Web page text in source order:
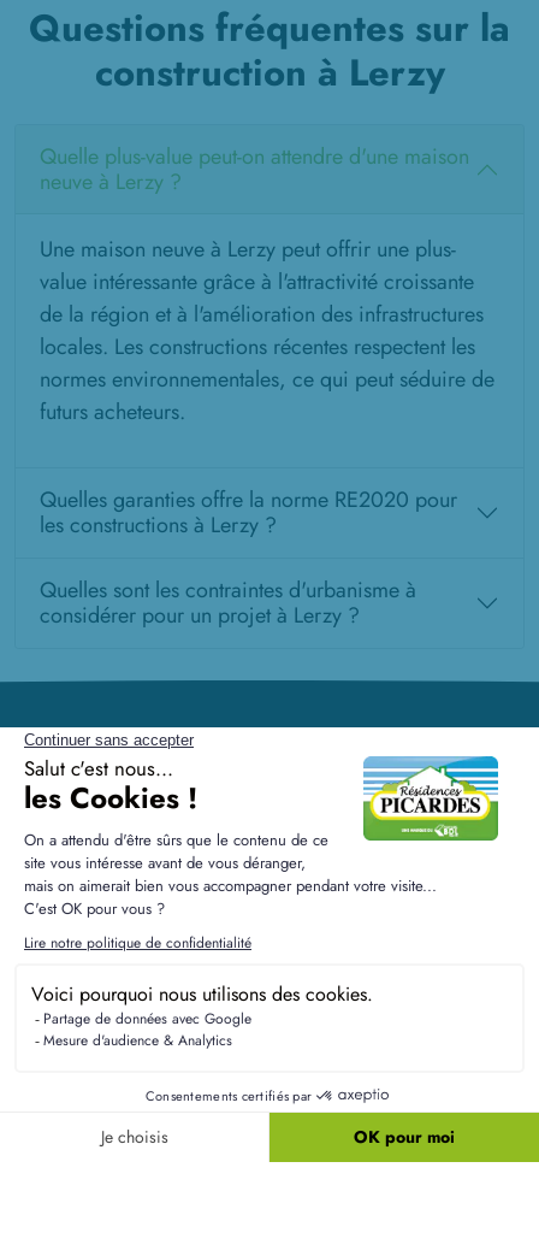
Questions fréquentes sur la
construction à Lerzy
Quelle plus-value peut-on attendre d'une maison
neuve à Lerzy ?
Une maison neuve à Lerzy peut offrir une plus-
value intéressante grâce à l'attractivité croissante
de la région et à l'amélioration des infrastructures
locales. Les constructions récentes respectent les
normes environnementales, ce qui peut séduire de
futurs acheteurs.
Quelles garanties offre la norme RE2020 pour
les constructions à Lerzy ?
Quelles sont les contraintes d'urbanisme à
considérer pour un projet à Lerzy ?
Résidences Picardes est le 1er constructeur régional de
Liens utiles
Nos terrains
Nos maisons + terrains